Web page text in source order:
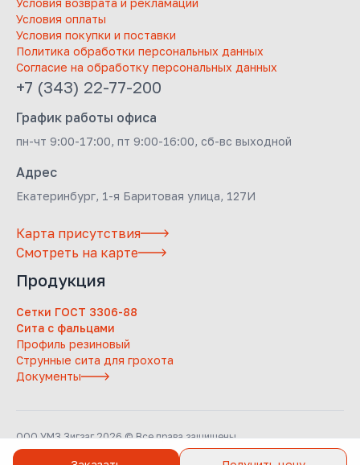
Условия возврата и рекламаций
Условия оплаты
Условия покупки и поставки
Политика обработки персональных данных
Согласие на обработку персональных данных
+7 (343) 22-77-200
График работы офиса
пн-чт 9:00-17:00, пт 9:00-16:00, сб-вс выходной
Адрес
Екатеринбург, 1-я Баритовая улица, 127И
Карта присутствия
Смотреть на карте
Продукция
Сетки ГОСТ 3306-88
Сита с фальцами
Профиль резиновый
Струнные сита для грохота
Документы
ООО УМЗ Зигзаг 2026 © Все права защищены